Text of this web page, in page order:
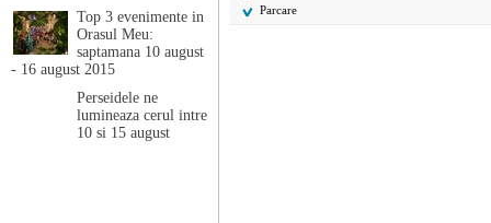
Parcare
Top 3 evenimente in
Orasul Meu:
saptamana 10 august
- 16 august 2015
Perseidele ne
lumineaza cerul intre
10 si 15 august